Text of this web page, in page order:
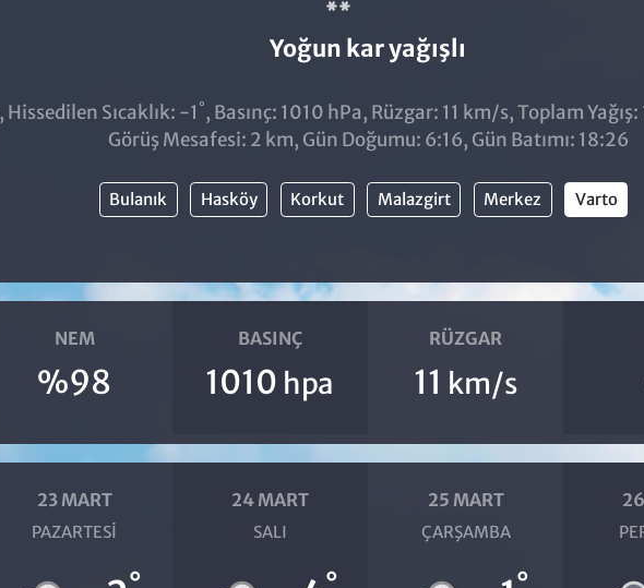
Yoğun kar yağışlı
Sıcaklık: -1 °, Basınç: 1010 hPa, Rüzgar: 11 km/s, Toplam
Görüş Mesafesi: 2 km, Gün Doğumu: 6:16, Gün Batımı: 18:26
Bulanık Hasköy Korkut Malazgirt Merkez Varto
NEM
%98
BASINÇ
1010 hpa
RÜZGAR
11 km/s
23 MART
PAZARTESI
24 MART
SALI
25 MART
ÇARŞAMBA